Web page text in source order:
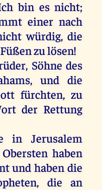
bin es nicht;
einer nach
würdig,die
Füßenzulösen!
, Söhne des
,und die
fürchten,zu
der Rettung
in
Jerusalem
Obersten haben
und haben die
, die an